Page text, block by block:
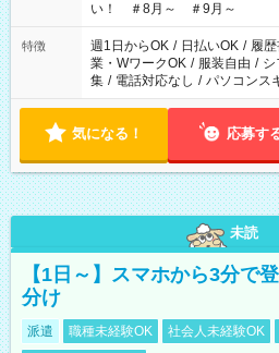
い！ ＃8月～ ＃9月～
特徴 週1日からOK / 日払いOK / 履
業・WワークOK / 服装自由 / シ
集 / 電話対応なし / パソコンス
気になる！ 応募す
未読
【1日～】スマホから3分で
分け
派遣 職種未経験OK 社会人未経験OK